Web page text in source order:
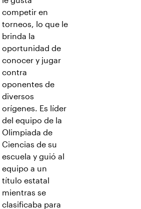
competir en
torneos, lo que le
brinda la
oportunidad de
conocer y jugar
contra
oponentes de
diversos
orígenes. Es líder
del equipo de la
Olimpiada de
Ciencias de su
escuela y guió al
equipo a un
título estatal
mientras se
clasificaba para